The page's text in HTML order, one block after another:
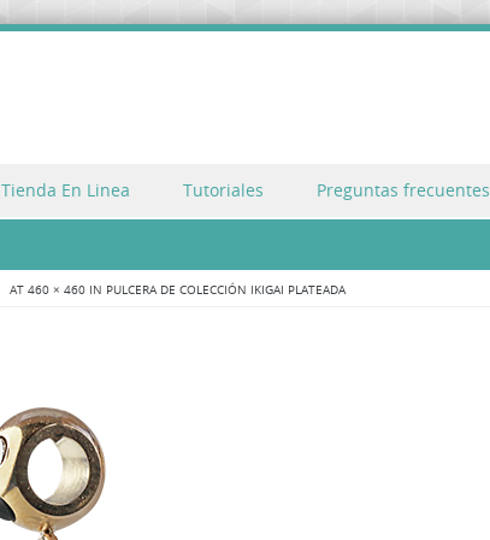
Tienda En Linea Tutoriales Preguntas frecuentes
AT 460 × 460 IN PULCERA DE COLECCIÓN IKIGAI PLATEADA